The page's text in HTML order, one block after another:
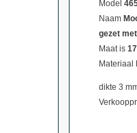
Model
Naam
gezet
Maat is
Materiaal
dikte 3